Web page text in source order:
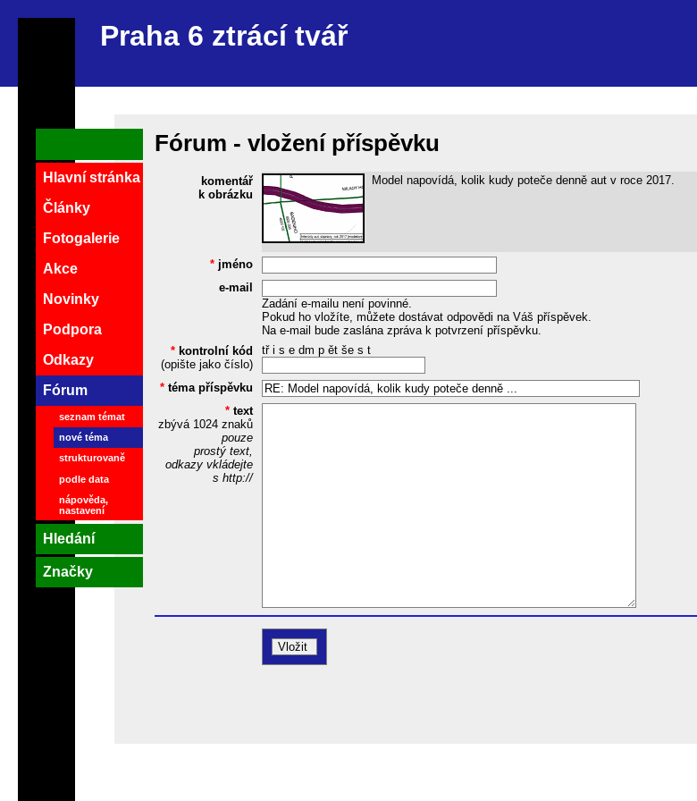
Praha 6 ztrácí tvář
Fórum - vložení příspěvku
komentář
k obrázku
Model napovídá, kolik kudy poteče denně aut v roce 2017.
* jméno
e-mail
Zadání e-mailu není povinné.
Pokud ho vložíte, můžete dostávat odpovědi na Váš příspěvek.
Na e-mail bude zaslána zpráva k potvrzení příspěvku.
* kontrolní kód
(opište jako číslo)
tř i s e dm p ět še s t
* téma příspěvku
* text
zbývá 1024znaků
pouze
prostý text,
odkazy vkládejte
s http://
Hlavní stránka
Články
Fotogalerie
Akce
Novinky
Podpora
Odkazy
Fórum
seznam témat
nové téma
strukturovaně
podle data
nápověda,
nastavení
Hledání
Značky